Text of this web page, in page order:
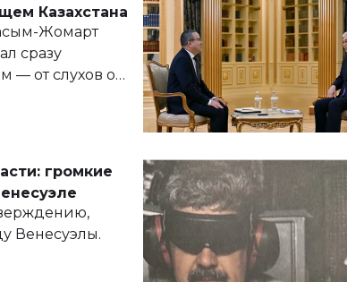
Казахстана
Жомарт
сразу
— от слухов о
здоровья.
громкие
Венесуэлы.